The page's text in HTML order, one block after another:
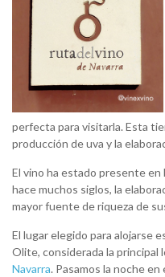
perfecta para visitarla. Esta
producción de uva y la
El vino ha estado presente
hace muchos siglos, la
mayor fuente de riqueza de
El lugar elegido para alojarse
Olite, considerada la principal
Navarra. Pasamos la noche en